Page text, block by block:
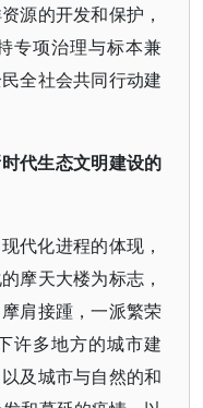
源的开发和保护，
专项治理与标本兼
全社会共同行动建
代生态文明建设的
代化进程的体现，
摩天大楼为标志，
肩接踵，一派繁荣
许多地方的城市建
及城市与自然的和